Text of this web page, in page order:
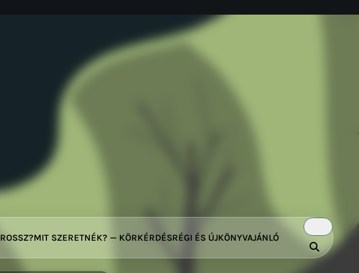
MIT SZERETNÉK? — KÖRKÉRDÉSRÉGI ÉS ÚJKÖNYVAJÁNLÓ